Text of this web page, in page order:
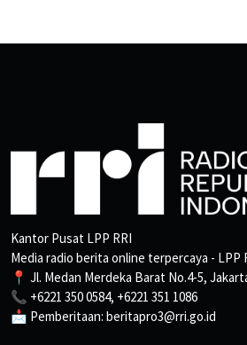
Kantor Pusat LPP RRI
Media radio berita online terpercaya - LPP
📍 Jl. Medan Merdeka Barat No.4-5,
📞 +6221 350 0584, +6221 351 1086
📩 Pemberitaan: beritapro3@rri.go.id